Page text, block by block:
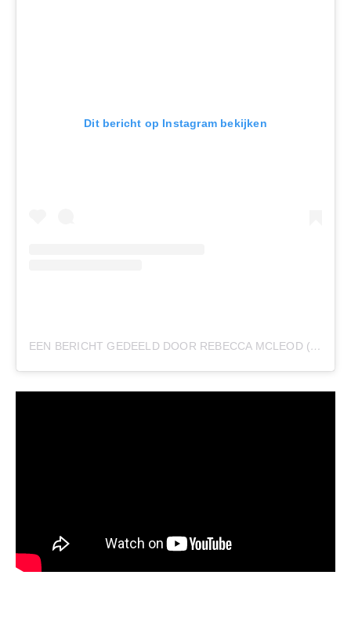
Dit bericht op Instagram bekijken
EEN BERICHT GEDEELD DOOR REBECCA MCLEOD (@REBECCAMCLEOD__)